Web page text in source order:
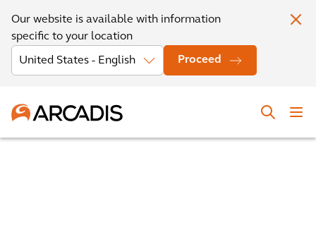
Our website is available with information
specific to your location
Proceed